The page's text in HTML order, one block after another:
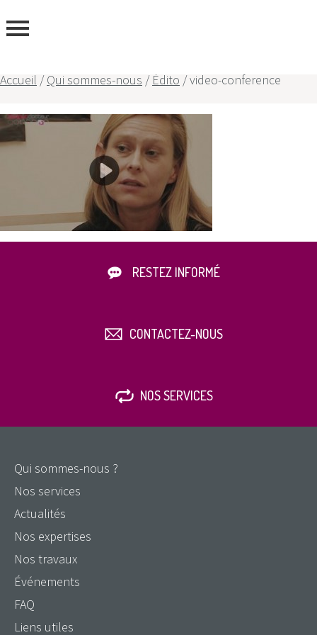
Accueil /Qui sommes-nous / Édito /video-conference
RESTEZ INFORMÉ
CONTACTEZ-NOUS
NOS SERVICES
Qui sommes-nous ?
Nos services
Actualités
Nos expertises
Nos travaux
Événements
FAQ
Liens utiles